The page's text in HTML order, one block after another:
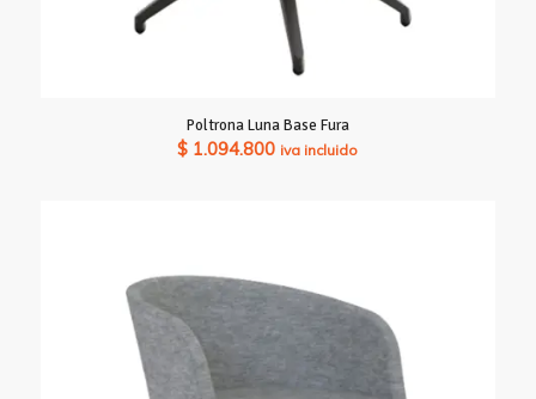
Poltrona Luna Base Fura
$ 1.094.800 iva incluido